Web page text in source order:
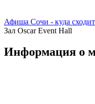
Афиша Сочи - куда
Зал Oscar Event Hall
Информация о